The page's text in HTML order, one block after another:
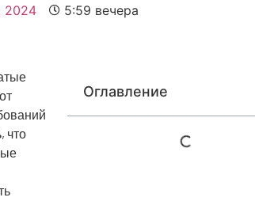
2024 5:59 вечера
что
Оглавление